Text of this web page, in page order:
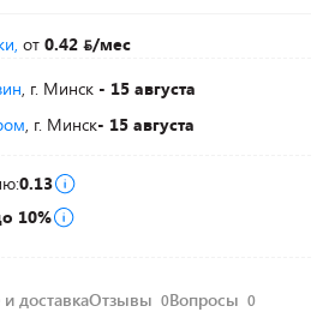
от 0.42
/мес
, г. Минск - 15 августа
, г. Минск- 15 августа
0.13
10%
доставкаОтзывы 0Вопросы 0